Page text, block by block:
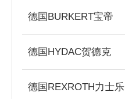
德国BURKERT宝帝
德国HYDAC贺德克
德国REXROTH力士乐